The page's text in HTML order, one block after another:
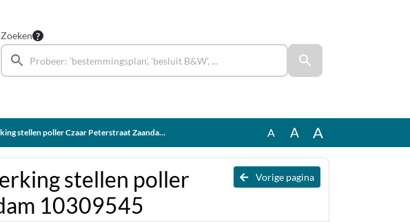
Zoeken
poller Czaar Peterstraat Zaandam 10309545 A A A
Vorige pagina
stellen poller
10309545